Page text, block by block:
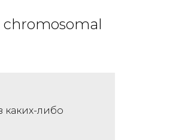
каких-либо